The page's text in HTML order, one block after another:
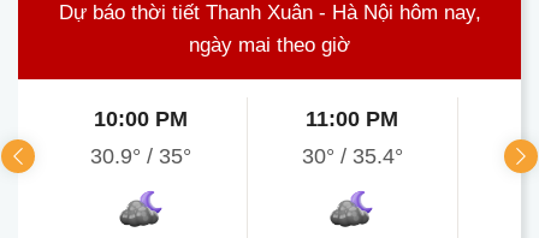
Dự báo thời tiết Thanh Xuân - Hà Nội hôm nay,
ngày mai theo giờ
10:00 PM
30.9°/ 35°
11:00 PM
30° / 35.4°